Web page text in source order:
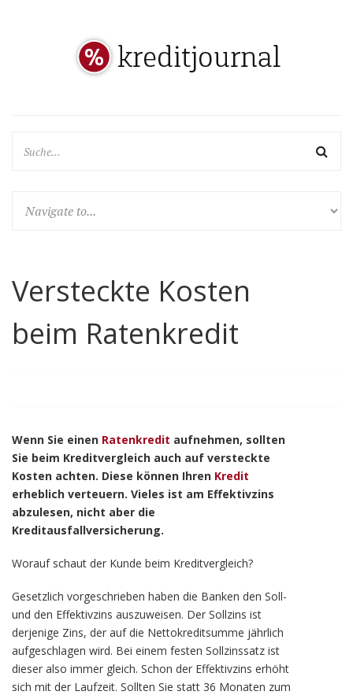
Versteckte Kosten
beim Ratenkredit
Wenn Sie einen Ratenkredit aufnehmen, sollten
Sie beim Kreditvergleich auch auf versteckte
Kosten achten. Diese können Ihren Kredit
erheblich verteuern. Vieles ist am Effektivzins
abzulesen, nicht aber die
Kreditausfallversicherung.
Worauf schaut der Kunde beim Kreditvergleich?
Gesetzlich vorgeschrieben haben die Banken den Soll-
und den Effektivzins auszuweisen. Der Sollzins ist
derjenige Zins, der auf die Nettokreditsumme jährlich
aufgeschlagen wird. Bei einem festen Sollzinssatz ist
dieser also immer gleich. Schon der Effektivzins erhöht
sich mit der Laufzeit. Sollten Sie statt 36 Monaten zum